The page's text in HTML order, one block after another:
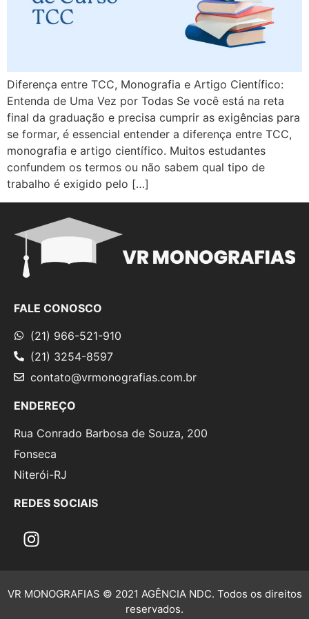
Diferença entre TCC, Monografia e Artigo Científico:
Entenda de Uma Vez por Todas Se você está na reta
final da graduação e precisa cumprir as exigências para
se formar, é essencial entender a diferença entre TCC,
monografia e artigo científico. Muitos estudantes
confundem os termos ou não sabem qual tipo de
trabalho é exigido pelo […]
FALE CONOSCO
(21) 966-521-910
(21) 3254-8597
contato@vrmonografias.com.br
ENDEREÇO
Rua Conrado Barbosa de Souza, 200
Fonseca
Niterói-RJ
REDES SOCIAIS
VR MONOGRAFIAS © 2021 AGÊNCIA NDC. Todos os direitos
reservados.